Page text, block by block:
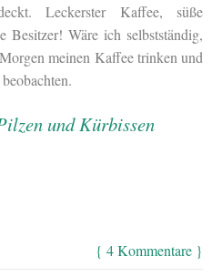
Leckerster Kaffee, süße
Besitzer! Wäre ich selbstständig,
meinen Kaffee trinken und
{ 4 Kommentare }